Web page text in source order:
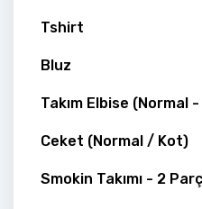
Tshirt
Bluz
Takım Elbise (Normal
Ceket (Normal / Kot)
Smokin Takımı - 2